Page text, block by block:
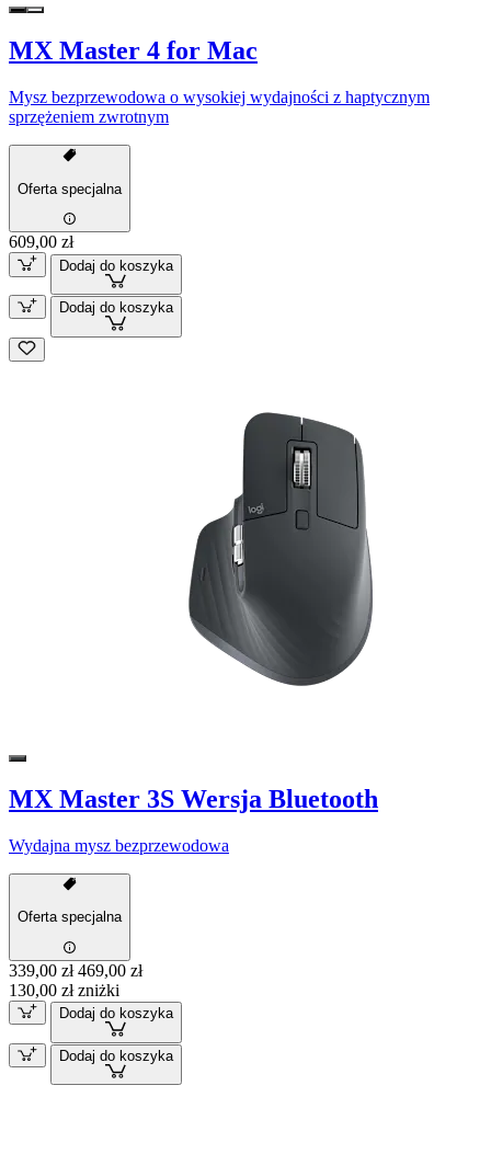
MX Master 4 for Mac
Mysz bezprzewodowa o wysokiej wydajności z haptycznym
sprzężeniem zwrotnym
Oferta specjalna
609,00 zł
Dodaj do koszyka
Dodaj do koszyka
MX Master 3S Wersja Bluetooth
Wydajna mysz bezprzewodowa
Oferta specjalna
339,00 zł 469,00 zł
130,00 zł zniżki
Dodaj do koszyka
Dodaj do koszyka